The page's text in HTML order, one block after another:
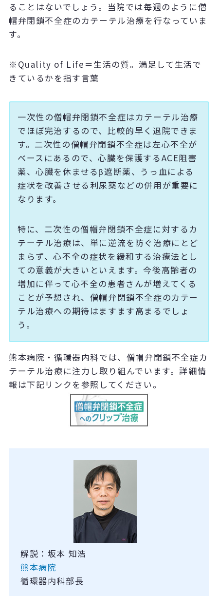
ることはないでしょう。当院では毎週のように僧
帽弁閉鎖不全症のカテーテル治療を行なっていま
す。
※Quality of Life＝生活の質。満足して生活で
きているかを指す言葉
一次性の僧帽弁閉鎖不全症はカテーテル治療
でほぼ完治するので、比較的早く退院できま
す。二次性の僧帽弁閉鎖不全症は左心不全が
ベースにあるので、心臓を保護するACE阻害
薬、心臓を休ませるβ遮断薬、うっ血による
症状を改善させる利尿薬などの併用が重要に
なります。
特に、二次性の僧帽弁閉鎖不全症に対するカ
テーテル治療は、単に逆流を防ぐ治療にとど
まらず、心不全の症状を緩和する治療法とし
ての意義が大きいといえます。今後高齢者の
増加に伴って心不全の患者さんが増えてくる
ことが予想され、僧帽弁閉鎖不全症のカテー
テル治療への期待はますます高まるでしょ
う。
熊本病院・循環器内科では、僧帽弁閉鎖不全症カ
テーテル治療に注力し取り組んでいます。詳細情
報は下記リンクを参照してください。
解説：坂本 知浩
熊本病院
循環器内科部長